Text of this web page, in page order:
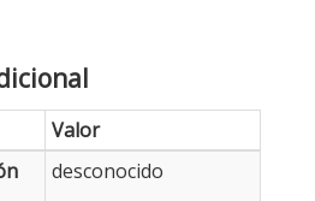
Valor
desconocido